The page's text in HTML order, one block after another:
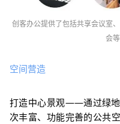
创客办公提供了包括共享会议室
会
空间营造
打造中心景观——通过绿
次丰富、功能完善的公共